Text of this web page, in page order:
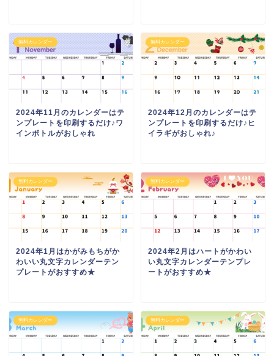
無料カレンダー
2024年11月のカレンダーはテ
ンプレートを印刷するだけ♪ワ
インボトルがおしゃれ
無料カレンダー
2024年12月のカレンダーはテ
ンプレートを印刷するだけ♪ヒ
イラギがおしゃれ♪
無料カレンダー
2024年1月はかがみもちがか
わいい丸文字カレンダーテン
プレートがおすすめ★
無料カレンダー
2024年2月はハートがかわい
い丸文字カレンダーテンプレ
ートがおすすめ★
無料カレンダー 無料カレンダー